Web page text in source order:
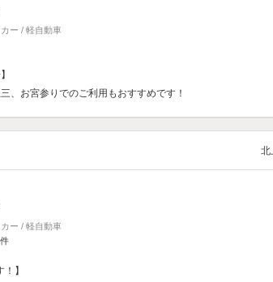
ー / 軽自動車
、お宮参りでのご利用もおすすめです！
北
ー / 軽自動車
件
】